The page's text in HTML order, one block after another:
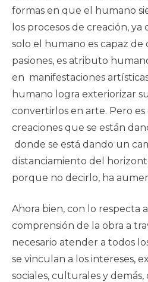
formas en que el humano
los procesos de creación,
solo el humano es capaz de
pasiones, es atributo
en manifestaciones
humano logra exteriorizar
convertirlos en arte. Pero
creaciones que se están
donde se está dando un
distanciamiento del
porque no decirlo, ha
Ahora bien, con lo respecta
comprensión de la obra a
necesario atender a todos
se vinculan a los intereses,
sociales, culturales y